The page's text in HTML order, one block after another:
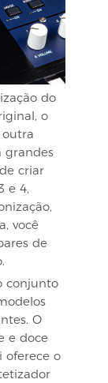
do
o
grandes
criar
e 4,
você
de
conjunto
O
e doce
oferece o